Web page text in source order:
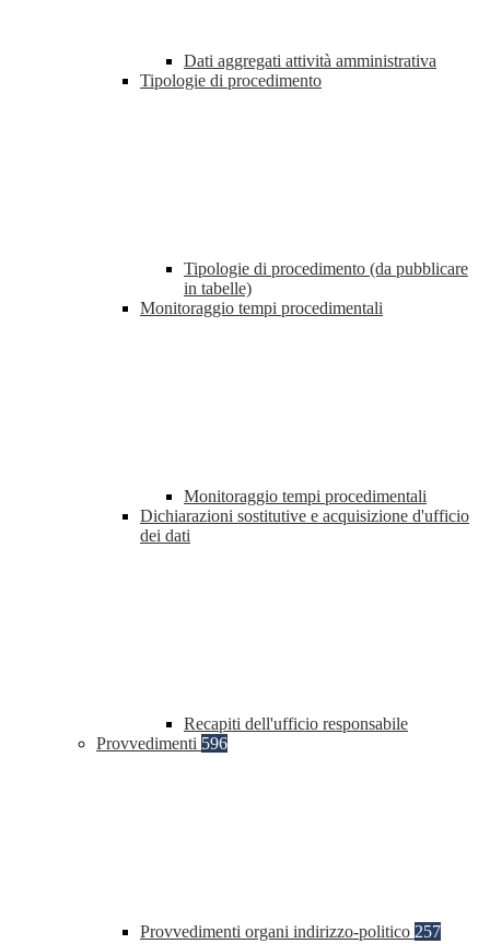
Dati aggregati attività amministrativa
Tipologie di procedimento
Tipologie di procedimento (da pubblicare
in tabelle)
Monitoraggio tempi procedimentali
Monitoraggio tempi procedimentali
Dichiarazioni sostitutive e acquisizione d'ufficio
dei dati
Recapiti dell'ufficio responsabile
Provvedimenti 596
Provvedimenti organi indirizzo-politico 257